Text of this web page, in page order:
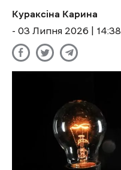
Кураксіна Карина
- 03 Липня 2026 | 14:38